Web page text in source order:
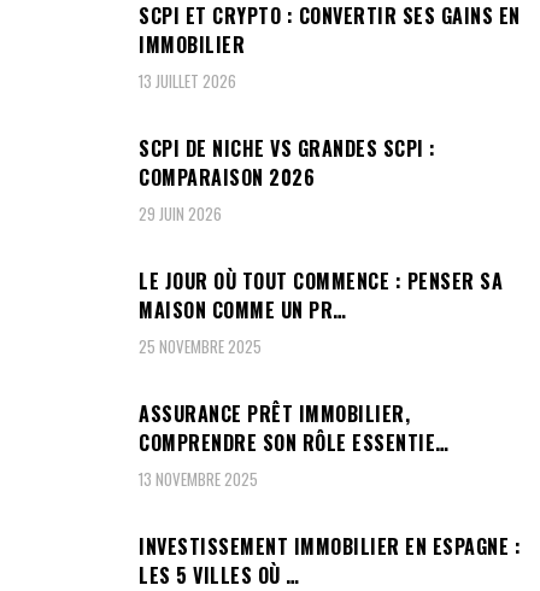
SCPI ET CRYPTO : CONVERTIR SES GAINS EN
IMMOBILIER
13 JUILLET 2026
SCPI DE NICHE VS GRANDES SCPI :
COMPARAISON 2026
29 JUIN 2026
LE JOUR OÙ TOUT COMMENCE : PENSER SA
MAISON COMME UN PR…
25 NOVEMBRE 2025
ASSURANCE PRÊT IMMOBILIER,
COMPRENDRE SON RÔLE ESSENTIE…
13 NOVEMBRE 2025
INVESTISSEMENT IMMOBILIER EN ESPAGNE :
LES 5 VILLES OÙ …